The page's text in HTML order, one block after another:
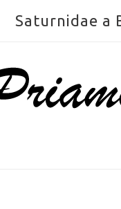
Saturnidae a